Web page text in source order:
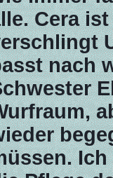
Cera
nach